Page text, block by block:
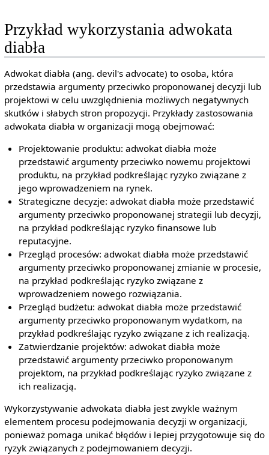
Przykład wykorzystania adwokata
diabła
Adwokat diabła (ang. devil's advocate) to osoba, która
przedstawia argumenty przeciwko proponowanej decyzji lub
projektowi w celu uwzględnienia możliwych negatywnych
skutków i słabych stron propozycji. Przykłady zastosowania
adwokata diabła w organizacji mogą obejmować:
Projektowanie produktu: adwokat diabła może
przedstawić argumenty przeciwko nowemu projektowi
produktu, na przykład podkreślając ryzyko związane z
jego wprowadzeniem na rynek.
Strategiczne decyzje: adwokat diabła może przedstawić
argumenty przeciwko proponowanej strategii lub decyzji,
na przykład podkreślając ryzyko finansowe lub
reputacyjne.
Przegląd procesów: adwokat diabła może przedstawić
argumenty przeciwko proponowanej zmianie w procesie,
na przykład podkreślając ryzyko związane z
wprowadzeniem nowego rozwiązania.
Przegląd budżetu: adwokat diabła może przedstawić
argumenty przeciwko proponowanym wydatkom, na
przykład podkreślając ryzyko związane z ich realizacją.
Zatwierdzanie projektów: adwokat diabła może
przedstawić argumenty przeciwko proponowanym
projektom, na przykład podkreślając ryzyko związane z
ich realizacją.
Wykorzystywanie adwokata diabła jest zwykle ważnym
elementem procesu podejmowania decyzji w organizacji,
ponieważ pomaga unikać błędów i lepiej przygotowuje się do
ryzyk związanych z podejmowaniem decyzji.